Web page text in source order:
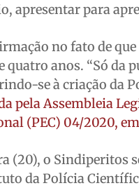
apresentar para
no fato de
anos. “Só da
se à criação da
pela Assembleia
(PEC) 04/2020,
(20), o Sindiperitos
da Polícia